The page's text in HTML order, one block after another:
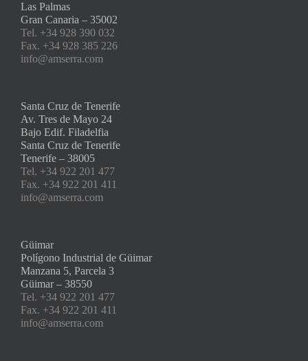
Las Palmas
Gran Canaria – 35002
Tel. +34 928 390 032
Fax. +34 928 385 226
info@amserra.com
Santa Cruz de Tenerife
Av. Tres de Mayo 24
Bajo Edif. Filadelfia
Santa Cruz de Tenerife
Tenerife – 38005
Tel. +34 922 201 477
Fax. +34 922 201 411
info@amserra.com
Güimar
Polígono Industrial de Güimar
Manzana 5, Parcela 3
Güimar – 38550
Tel. +34 922 201 477
Fax. +34 922 201 411
info@amserra.com